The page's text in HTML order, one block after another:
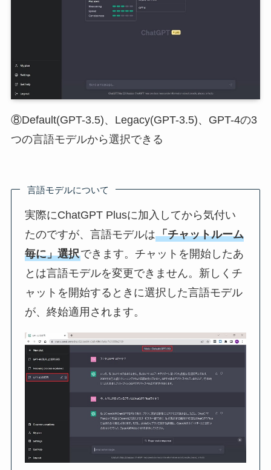
⑧Default(GPT-3.5)、Legacy(GPT-3.5)、GPT-4の3
つの言語モデルから選択できる
言語モデルについて
実際にChatGPT Plusに加入してから気付い
たのですが、言語モデルは「チャットルーム
毎に」選択できます。チャットを開始したあ
とは言語モデルを変更できません。新しくチ
ャットを開始するときに選択した言語モデル
が、終始適用されます。